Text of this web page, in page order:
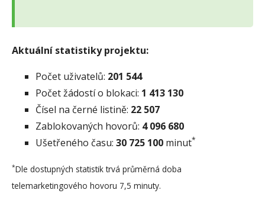
Aktuální statistiky projektu:
Počet uživatelů: 201 544
Počet žádostí o blokaci: 1 413 130
Čísel na černé listině: 22 507
Zablokovaných hovorů: 4 096 680
Ušetřeného času: 30 725 100 minut*
*Dle dostupných statistik trvá průměrná doba
telemarketingového hovoru 7,5 minuty.